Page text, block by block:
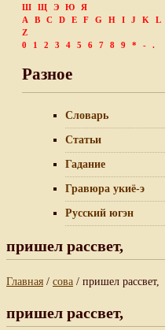
Ш
Щ Э Ю
Я
A
B C D E F G H I J K L
Z
0
1 2 3 4 5 6 7 8 9 * - .
Разное
Словарь
Статьи
Гадание
Гравюра укиё-э
Русский югэн
пришел рассвет,
Главная / сова / пришел рассвет,
пришел рассвет,